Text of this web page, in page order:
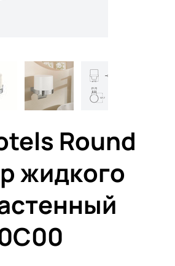
Round
жидкого